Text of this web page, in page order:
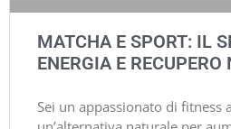
MATCHA E SPORT: IL
ENERGIA E RECUPERO
Sei un appassionato di fitness